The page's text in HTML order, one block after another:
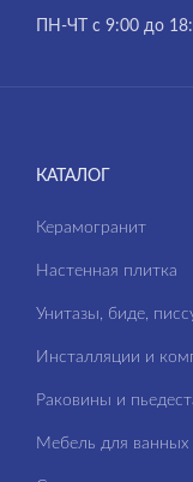
ПН-ЧТ с 9:00 до
КАТАЛОГ
Керамогранит
Настенная плитка
Унитазы, биде,
Инсталляции и
Раковины и
Мебель для ванных